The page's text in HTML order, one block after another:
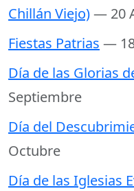
Chillán Viejo)— 20
Fiestas Patrias —
Día de las Glorias
Septiembre
Día del
Octubre
Día de las Iglesias